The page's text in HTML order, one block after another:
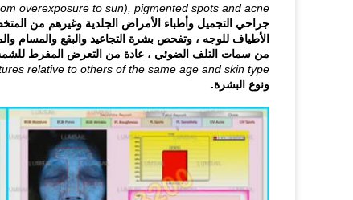
overexposure to sun), pigmented spots and acne.
جراحي التجميل وأطباء الأمراض الجلدية وغيرهم من
الأطياف للوجه ، وتفحص بشرة التجاعيد والبقع والمسام
من سمات التلف الضوئي ، عادة من التعرض المفرط
relative to others of the same age and skin type.
ونوع البشرة.